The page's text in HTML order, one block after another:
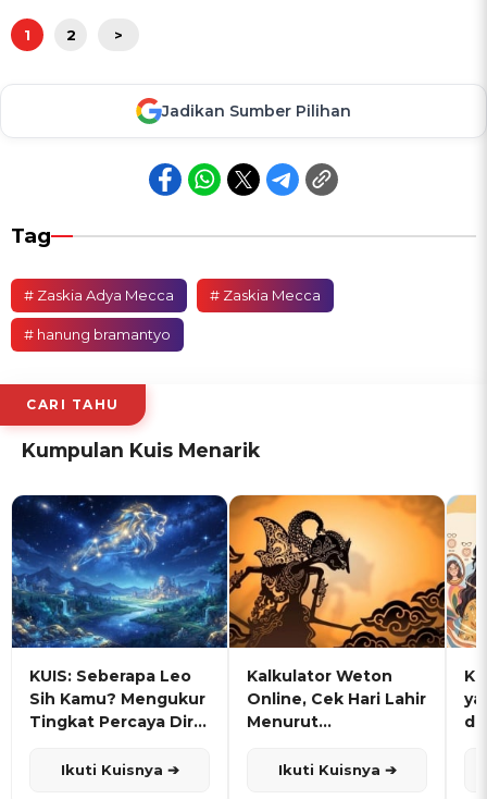
1 2 >
Jadikan Sumber Pilihan
Tag
# Zaskia Adya Mecca # Zaskia Mecca
# hanung bramantyo
CARI TAHU
Kumpulan Kuis Menarik
KUIS: Seberapa Leo
Sih Kamu? Mengukur
Tingkat Percaya Diri
Ikuti Kuisnya ➔
Kalkulator Weton
Online, Cek Hari Lahir
Menurut
Ikuti Kuisnya ➔